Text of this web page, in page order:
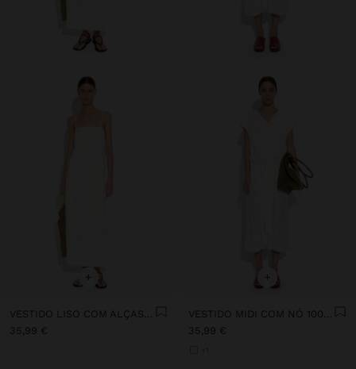
+
VESTIDO LISO COM ALÇAS 100% ALGODÃO
35,99 €
+
VESTIDO MIDI COM NÓ 100% ALGODÃO
35,99 €